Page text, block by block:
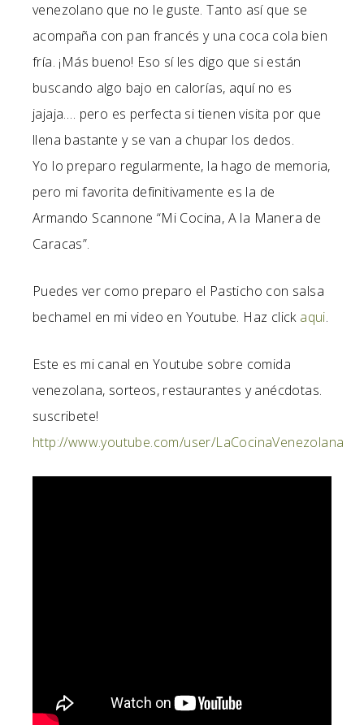
venezolano que no le guste. Tanto así que se
acompaña con pan francés y una coca cola bien
fría. ¡Más bueno! Eso sí les digo que si están
buscando algo bajo en calorías, aquí no es
jajaja…. pero es perfecta si tienen visita por que
llena bastante y se van a chupar los dedos.
Yo lo preparo regularmente, la hago de memoria,
pero mi favorita definitivamente es la de
Armando Scannone “Mi Cocina, A la Manera de
Caracas”.
Puedes ver como preparo el Pasticho con salsa
bechamel en mi video en Youtube. Haz click aqui.
Este es mi canal en Youtube sobre comida
venezolana, sorteos, restaurantes y anécdotas.
suscribete!
http://www.youtube.com/user/LaCocinaVenezolana